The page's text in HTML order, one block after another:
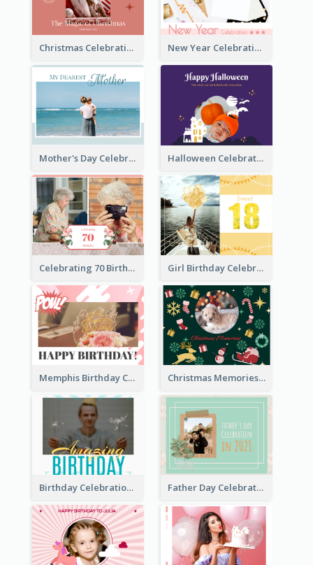
Christmas Celebration Photo Book New Year Celebration Photo Book
Mother's Day Celebration Photo Book Halloween Celebration Photo Book
Celebrating 70 Birthday Celebration Photo Book Girl Birthday Celebration Photo Book
Memphis Birthday Celebration Photo Book Christmas Memories Photo Book
Birthday Celebration Photo Book Father Day Celebration Photo Book With Quotes